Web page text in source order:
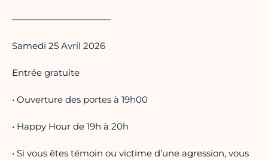
———————————
Samedi 25 Avril 2026
Entrée gratuite
• Ouverture des portes à 19h00
• Happy Hour de 19h à 20h
• Si vous êtes témoin ou victime d’une agression, vous